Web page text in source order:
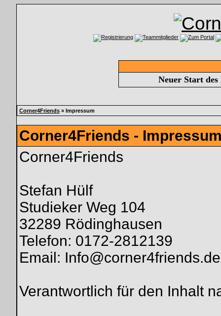
Neuer Start
Corner4Friends» Impressum
Corner4Friends -
Corner4Friends
Stefan Hülf
Studieker Weg 104
32289 Rödinghausen
Telefon: 0172-2812139
Email: Info@corner4friends.de
Verantwortlich für den Inhalt